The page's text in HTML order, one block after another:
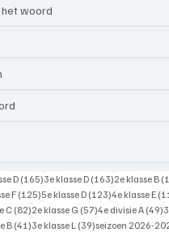
woord
D(165)165 posts
3e klasse D (163)163 posts
2e klasse B
F (125)125 posts
5e klasse D (123)123 posts
4e klasse E
C(82)82 posts
2e klasse G (57)57 posts
4e divisie A (49)
B (41)41 posts
3e klasse L (39)39 posts
seizoen 2026-